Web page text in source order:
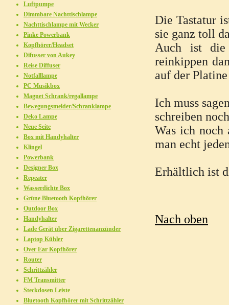
Die Tastatur
sie ganz toll
Auch ist die
reinkippen
auf der
Ich muss
schreiben
Was ich noch
man echt
Erhältlich ist
Nach oben
Luftpumpe
Dimmbare Nachttischlampe
Nachttischlampe mit Wecker
Pinke Powerbank
Kopfhörer/Headset
Difusser von Aukey
Reise Diffuser
Notfalllampe
PC Musikbox
Magnet Schrank/regallampe
Bewegungsmelder/Schranklampe
Deko Lampe
Neue Seite
Box mit Handyhalter
Klingel
Powerbank
Designer Box
Repeater
Wasserdichte Box
Grüne Bluetooth Kopfhörer
Outdoor Box
Handyhalter
Lade Gerät über Zigarettenanzünder
Laptop Kühler
Over Ear Kopfhörer
Router
Schrittzähler
FM Transmitter
Steckdosen Leiste
Bluetooth Kopfhörer mit Schrittzähler